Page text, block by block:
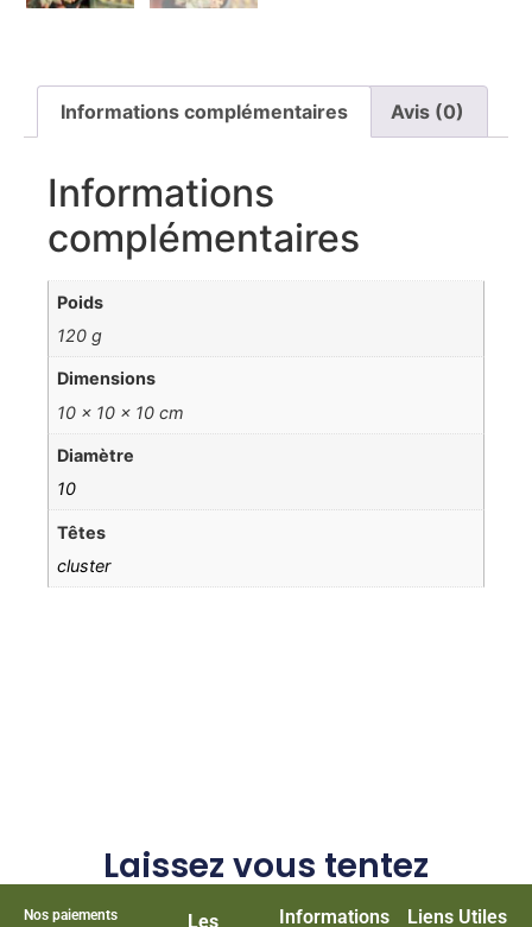
Informations complémentaires Avis (0)
Informations
complémentaires
Poids
120 g
Dimensions
10 × 10 × 10 cm
Diamètre
10
Têtes
cluster
Laissez vous tentez
Nos paiements Les Informations Liens Utiles